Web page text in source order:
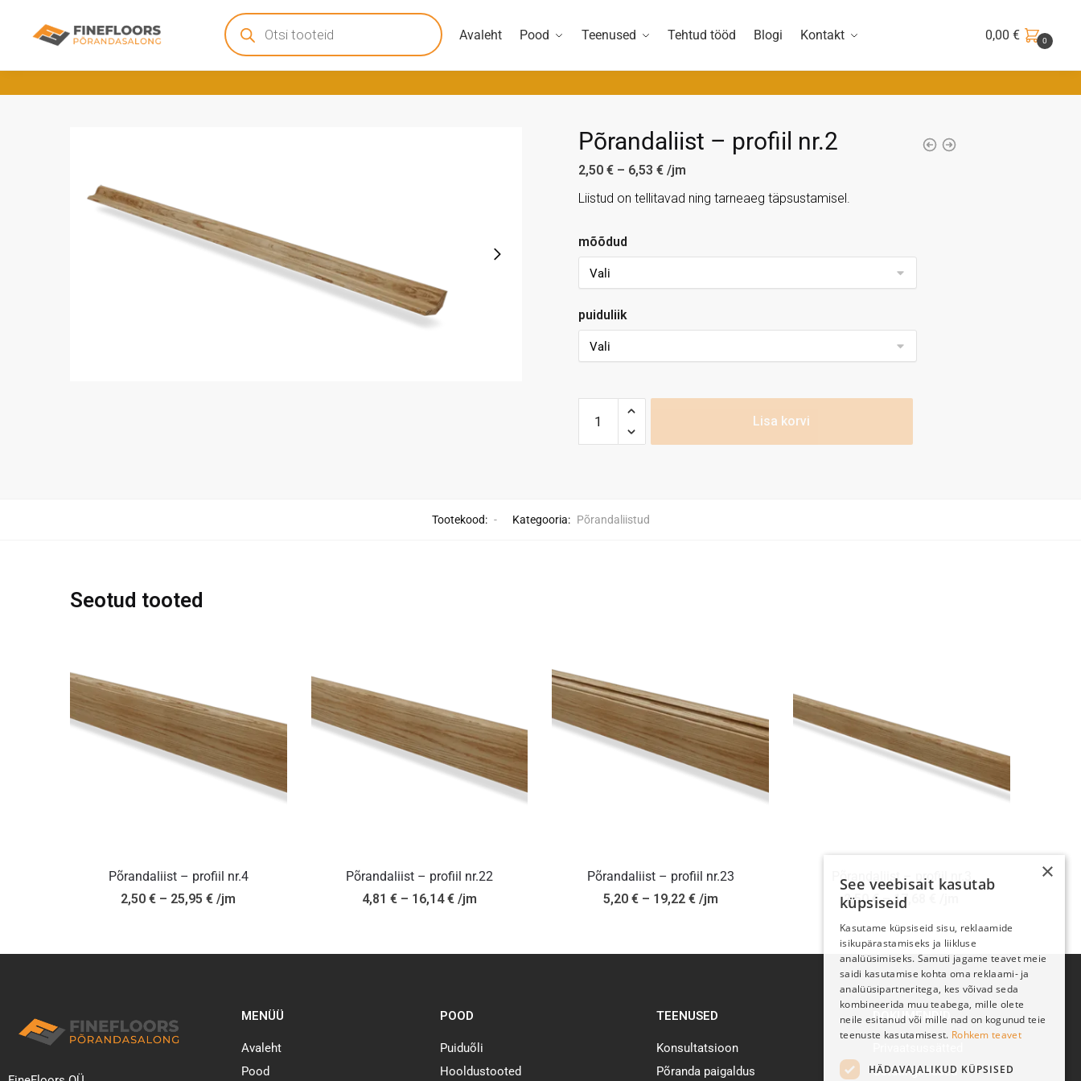
Avaleht Pood Teenused Tehtud tööd Blogi Kontakt 0,00 € 0
Põrandaliist – profiil nr.2
2,50 € – 6,53 € /jm
Liistud on tellitavad ning tarneaeg täpsustamisel.
mõõdud
puiduliik
Lisa korvi
Tootekood: - Kategooria: Põrandaliistud
Seotud tooted
Põrandaliist – profiil nr.4
2,50€ – 25,95€ /jm
Põrandaliist – profiil nr.22
4,81 € – 16,14€ /jm
Põrandaliist – profiil nr.23
5,20 € – 19,22 € /jm
Põrandaliist – profiil nr.3
2,50€ – 17,68
MENÜÜ
Avaleht
Pood
POOD
Puiduõli
Hooldustooted
TEENUSED
Konsultatsioon
Põranda paigaldus
DOKUMENDID
Ostutingimused
×
See veebisait kasutab
küpsiseid
Kasutame küpsiseid sisu, reklaamide
isikupärastamiseks ja liikluse
analüüsimiseks. Samuti jagame teavet meie
saidi kasutamise kohta oma reklaami- ja
analüüsipartneritega, kes võivad seda
kombineerida muu teabega, mille olete
neile esitanud või mille nad on kogunud teie
teenuste kasutamisest. Rohkem teavet
HÄDAVAJALIKUD KÜPSISED